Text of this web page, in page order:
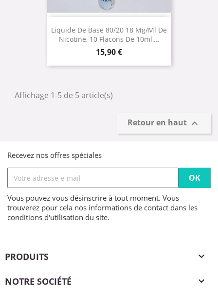
Liquide De Base 80/20 18 Mg/ml De
Nicotine, 10 Flacons De 10ml,...
Prix
15,90 €
Affichage 1-5 de 5 article(s)
Retour en haut 
Recevez nos offres spéciales
Vous pouvez vous désinscrire à tout moment. Vous
trouverez pour cela nos informations de contact dans les
conditions d'utilisation du site.
PRODUITS 
NOTRE SOCIÉTÉ 